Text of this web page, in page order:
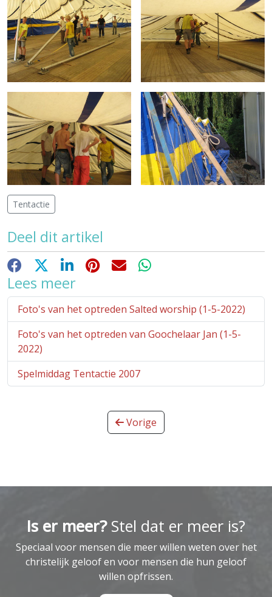
Tentactie
Deel dit artikel
Facebook LinkedInPinterestE-mailWhatsApp
Lees meer
Foto's van het optreden Salted worship (1-5-2022)
Foto's van het optreden van Goochelaar Jan (1-5-
2022)
Spelmiddag Tentactie 2007
Vorige
Is er meer?Stel dat er meer is?
Speciaal voor mensen die meer willen weten over het
christelijk geloof en voor mensen die hun geloof
willen opfrissen.